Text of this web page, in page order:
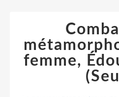
femme,